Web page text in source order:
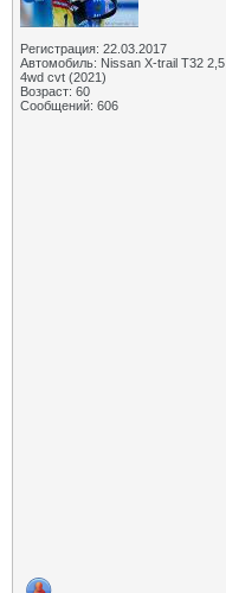
Регистрация: 22.03.2017
Автомобиль: Nissan X-trail Т32 2,5
4wd cvt (2021)
Возраст: 60
Сообщений: 606